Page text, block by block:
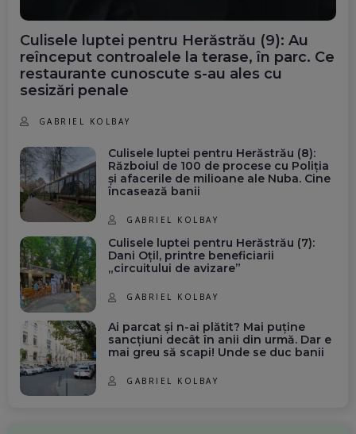
Culisele luptei pentru Herăstrău (9): Au
reînceput controalele la terase, în parc. Ce
restaurante cunoscute s-au ales cu
sesizări penale
GABRIEL KOLBAY
Culisele luptei pentru Herăstrău (8):
Războiul de 100 de procese cu Poliția
și afacerile de milioane ale Nuba. Cine
încasează banii
GABRIEL KOLBAY
Culisele luptei pentru Herăstrău (7):
Dani Oțil, printre beneficiarii
„circuitului de avizare”
GABRIEL KOLBAY
Ai parcat și n-ai plătit? Mai puține
sancțiuni decât în anii din urmă. Dar e
mai greu să scapi! Unde se duc banii
GABRIEL KOLBAY